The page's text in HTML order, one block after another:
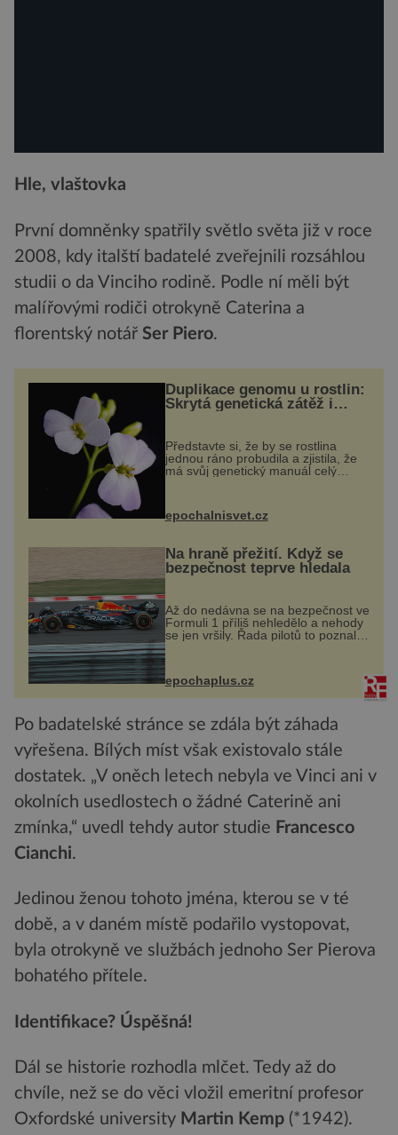
Hle, vlaštovka
První domněnky spatřily světlo světa již v roce
2008, kdy italští badatelé zveřejnili rozsáhlou
studii o da Vinciho rodině. Podle ní měli být
malířovými rodiči otrokyně Caterina a
florentský notář Ser Piero.
Duplikace genomu u rostlin:
Skrytá genetická zátěž i
Představte si, že by se rostlina
jednou ráno probudila a zjistila, že
má svůj genetický manuál celý
výzkumu to může být pro druhy
vstupenka...
epochalnisvet.cz
Na hraně přežití. Když se
bezpečnost teprve hledala
Až do nedávna se na bezpečnost ve
Formuli 1 příliš nehledělo a nehody
se jen vršily. Řada pilotů to poznala
na vlastní kůži, často s trvalými
následky nebo bohužel i ztrátou
života. Dnes nepochopiteln...
epochaplus.cz
Po badatelské stránce se zdála být záhada
vyřešena. Bílých míst však existovalo stále
dostatek. „V oněch letech nebyla ve Vinci ani v
okolních usedlostech o žádné Caterině ani
zmínka,“ uvedl tehdy autor studie Francesco
Cianchi.
Jedinou ženou tohoto jména, kterou se v té
době, a v daném místě podařilo vystopovat,
byla otrokyně ve službách jednoho Ser Pierova
bohatého přítele.
Identifikace? Úspěšná!
Dál se historie rozhodla mlčet. Tedy až do
chvíle, než se do věci vložil emeritní profesor
Oxfordské university Martin Kemp (*1942).